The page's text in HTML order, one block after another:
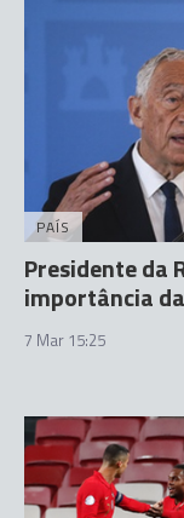
PAÍS
Presidente da
importância
7 Mar 15:25